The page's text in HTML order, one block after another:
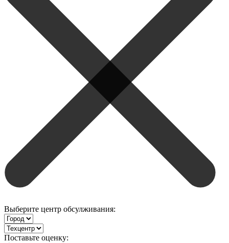
Выберите центр обсулживания:
Поставьте оценку: